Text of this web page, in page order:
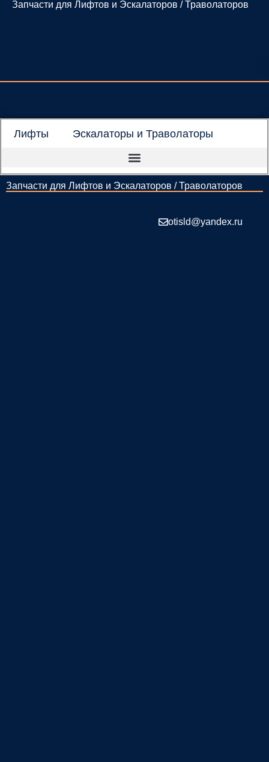
Перейти
Запчасти для Лифтов и Эскалаторов / Траволаторов
Лифты Эскалаторы и Траволаторы
Запчасти для Лифтов и Эскалаторов / Траволаторов
otisld@yandex.ru